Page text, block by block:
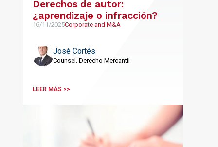
Derechos de autor:
¿aprendizaje o infracción?
16/11/2025Corporate and M&A
José Cortés
Counsel. Derecho Mercantil
LEER MÁS >>